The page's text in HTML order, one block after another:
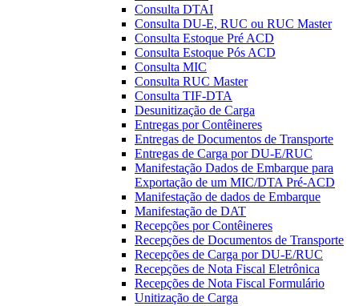
Consulta DTAI
Consulta DU-E, RUC ou RUC Master
Consulta Estoque Pré ACD
Consulta Estoque Pós ACD
Consulta MIC
Consulta RUC Master
Consulta TIF-DTA
Desunitização de Carga
Entregas por Contêineres
Entregas de Documentos de Transporte
Entregas de Carga por DU-E/RUC
Manifestação Dados de Embarque para
Exportação de um MIC/DTA Pré-ACD
Manifestação de dados de Embarque
Manifestação de DAT
Recepções por Contêineres
Recepções de Documentos de Transporte
Recepções de Carga por DU-E/RUC
Recepções de Nota Fiscal Eletrônica
Recepções de Nota Fiscal Formulário
Unitização de Carga